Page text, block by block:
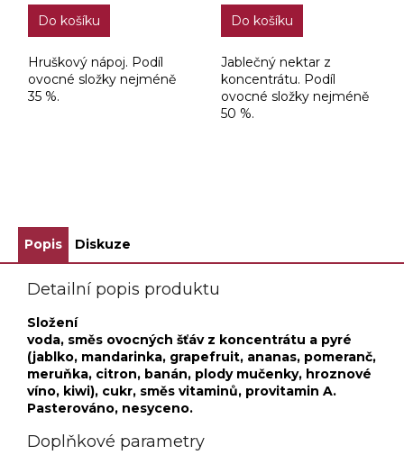
Do košíku
Hruškový nápoj. Podíl
ovocné složky nejméně
35 %.
Do košíku
Jablečný nektar z
koncentrátu. Podíl
ovocné složky nejméně
50 %.
Popis Diskuze
Detailní popis produktu
Složení
voda, směs ovocných šťáv z koncentrátu a pyré
(jablko, mandarinka, grapefruit, ananas, pomeranč,
meruňka, citron, banán, plody mučenky, hroznové
víno, kiwi), cukr, směs vitaminů, provitamin A.
Pasterováno, nesyceno.
Doplňkové parametry